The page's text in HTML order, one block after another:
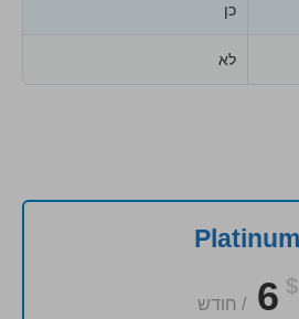
כן
לא
Platinum
$
6
/ חודש